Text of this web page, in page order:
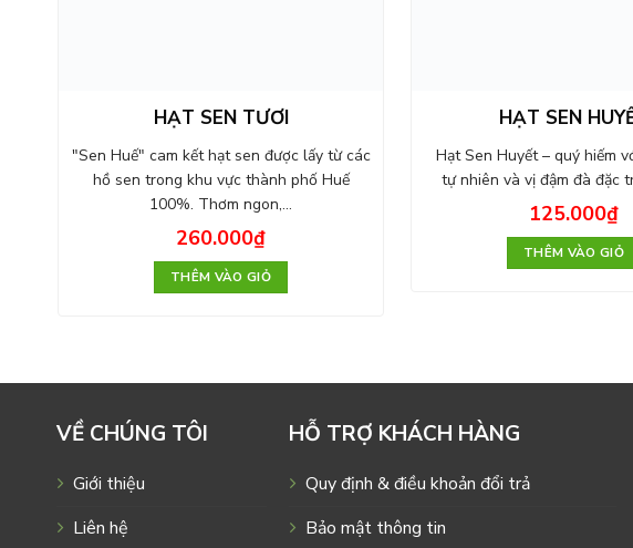
HẠT SEN TƯƠI
"Sen Huế" cam kết hạt sen được lấy từ các
hồ sen trong khu vực thành phố Huế
100%. Thơm ngon,…
260.000₫
THÊM VÀO GIỎ
HẠT SEN
Hạt Sen Huyết – quý hiếm
tự nhiên và vị đậm đà đặc
125.000₫
THÊM VÀO GIỎ
VỀ CHÚNG TÔI
Giới thiệu
Liên hệ
HỖ TRỢ KHÁCH HÀNG
Quy định & điều khoản đổi trả
Bảo mật thông tin